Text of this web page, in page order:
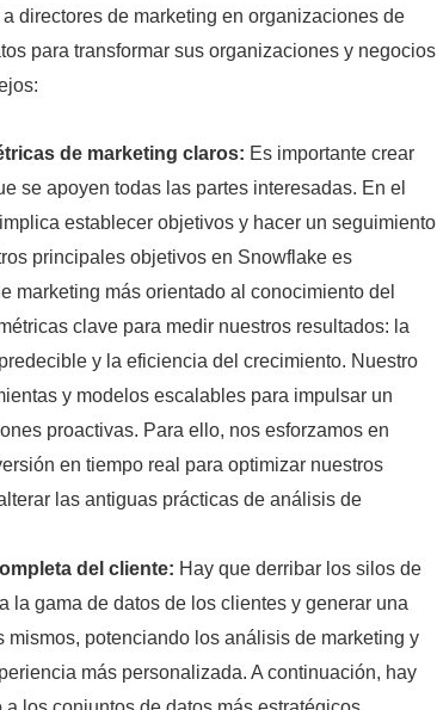
directores de marketing en organizaciones de
para transformar sus organizaciones y negocios
de marketing claros: Es importante crear
se apoyen todas las partes interesadas. En el
establecer objetivos y hacer un seguimiento
principales objetivos en Snowflake es
marketing más orientado al conocimiento del
clave para medir nuestros resultados: la
y la eficiencia del crecimiento. Nuestro
y modelos escalables para impulsar un
proactivas. Para ello, nos esforzamos en
en tiempo real para optimizar nuestros
las antiguas prácticas de análisis de
del cliente: Hay que derribar los silos de
la gama de datos de los clientes y generar una
mismos, potenciando los análisis de marketing y
más personalizada. A continuación, hay